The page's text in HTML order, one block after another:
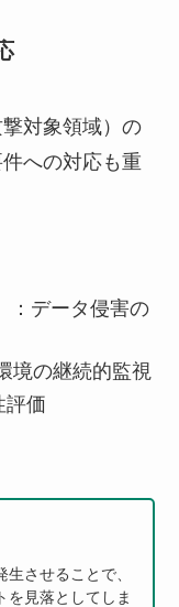
対象領域）の
への対応も重
：データ侵害の
境の継続的監視
評価
させることで、
を見落としてしま